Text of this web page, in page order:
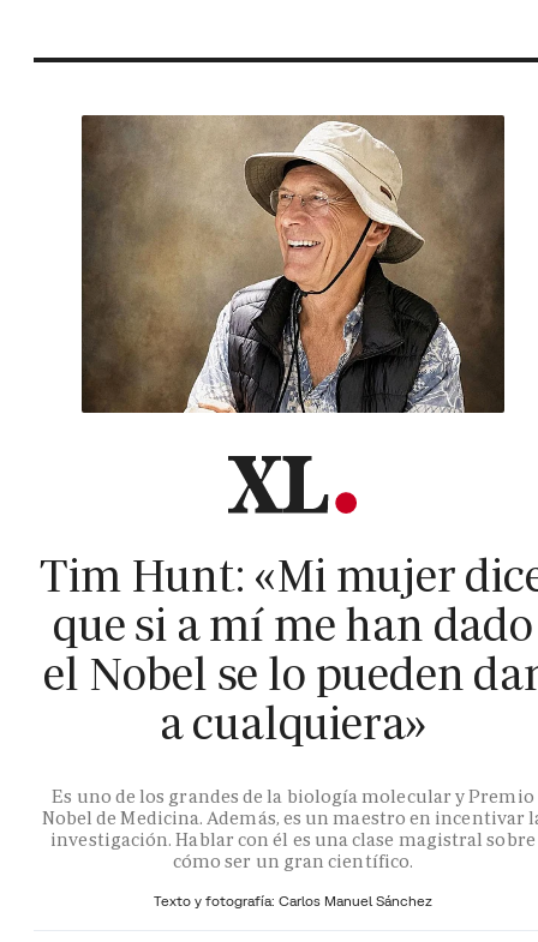
Tim Hunt: «Mi mujer
que si a mí me han dado
el Nobel se lo pueden
a cualquiera»
Es uno de los grandes de la biología molecular y Premio
Nobel de Medicina. Además, es un maestro en incentivar
investigación. Hablar con él es una clase magistral sobre
cómo ser un gran científico.
Texto y fotografía: Carlos Manuel Sánchez